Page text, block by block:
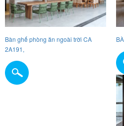
Bàn ghế phòng ăn ngoài trời CA
2A191,